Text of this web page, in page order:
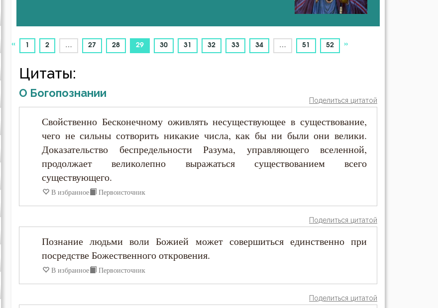
Аврелий Августин
Амвросий Медиоланский
Амвросий Оптинский (Гренков)
Амфилохий Иконийский
Анастасий Антиохийский
Анастасий Синаит
Антоний Оптинский (Путилов)
Арсений Великий
« 1 2 … 27 28 29(current)
30 31 32 33 34 … 51 52 »
Цитаты:
О Богопознании
Поделиться цитатой
Свойственно Бесконечному оживлять несуществующее в существование,
чего не сильны сотворить никакие числа, как бы ни были они велики.
Доказательство беспредельности Разума, управляющего вселенной,
продолжает великолепно выражаться существованием всего
существующего.
В избранное Первоисточник
Поделиться цитатой
Познание людьми воли Божией может совершиться единственно при
посредстве Божественного откровения.
В избранное Первоисточник
Поделиться цитатой